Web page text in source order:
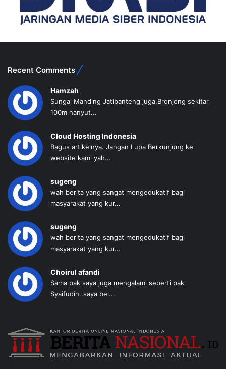
Recent Comments
Hamzah
Sungai Manding Jatibanteng juga,Bronjong sekitar
100m hanyut...
Cloud Hosting Indonesia
Bagus artikelnya. Jangan Lupa Berkunjung ke
website kami yah...
sugeng
wah berita yang sangat mengedukatif bagi
masyarakat yang kur...
sugeng
wah berita yang sangat mengedukatif bagi
masyarakat yang kur...
Choirul afandi
Sama pak saya juga mengalami seperti pak
Syaifudin..saya bel...